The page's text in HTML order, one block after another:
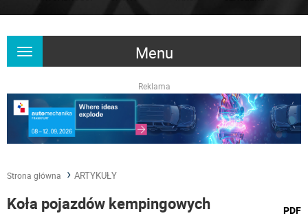
Menu
Rozwiń
Reklama
Strona główna ARTYKUŁY
Koła pojazdów kempingowych PDF